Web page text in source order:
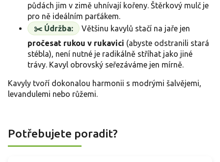
půdách jim v zimě uhnívají kořeny. Štěrkový mulč je
pro ně ideálním parťákem.
✂️ Údržba:
Většinu kavylů stačí na jaře jen
pročesat rukou v rukavici (abyste odstranili stará
stébla), není nutné je radikálně stříhat jako jiné
trávy. Kavyl obrovský seřezáváme jen mírně.
Kavyly tvoří dokonalou harmonii s modrými šalvějemi,
levandulemi nebo růžemi.
Potřebujete poradit?